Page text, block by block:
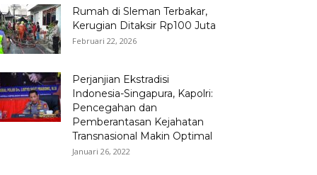
Rumah di Sleman Terbakar,
Kerugian Ditaksir Rp100 Juta
Februari 22, 2026
Perjanjian Ekstradisi
Indonesia-Singapura, Kapolri:
Pencegahan dan
Pemberantasan Kejahatan
Transnasional Makin Optimal
Januari 26, 2022